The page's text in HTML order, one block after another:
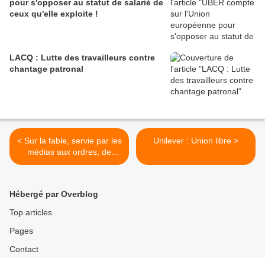
pour s'opposer au statut de salarié de
ceux qu'elle exploite !
LACQ : Lutte des travailleurs contre
chantage patronal
< Sur la fable, servie par les
médias aux ordres, de
l'enrichissement en
Unilever : Union libre >
Hébergé par Overblog
Top articles
Pages
Contact